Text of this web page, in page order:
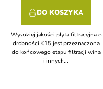
DO KOSZYKA
Wysokiej jakości płyta filtracyjna o
drobności K15 jest przeznaczona
do końcowego etapu filtracji wina
i innych...